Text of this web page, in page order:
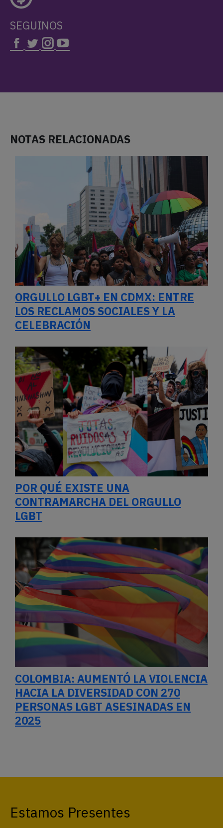
SEGUINOS
NOTAS RELACIONADAS
ORGULLO LGBT+ EN CDMX: ENTRE
LOS RECLAMOS SOCIALES Y LA
CELEBRACIÓN
POR QUÉ EXISTE UNA
CONTRAMARCHA DEL ORGULLO
LGBT
COLOMBIA: AUMENTÓ LA VIOLENCIA
HACIA LA DIVERSIDAD CON 270
PERSONAS LGBT ASESINADAS EN
2025
Estamos Presentes